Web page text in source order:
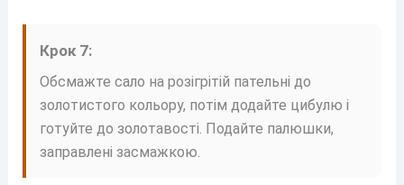
Крок 7:
Обсмажте сало на розігрітій пательні до
золотистого кольору, потім додайте цибулю і
готуйте до золотавості. Подайте палюшки,
заправлені засмажкою.